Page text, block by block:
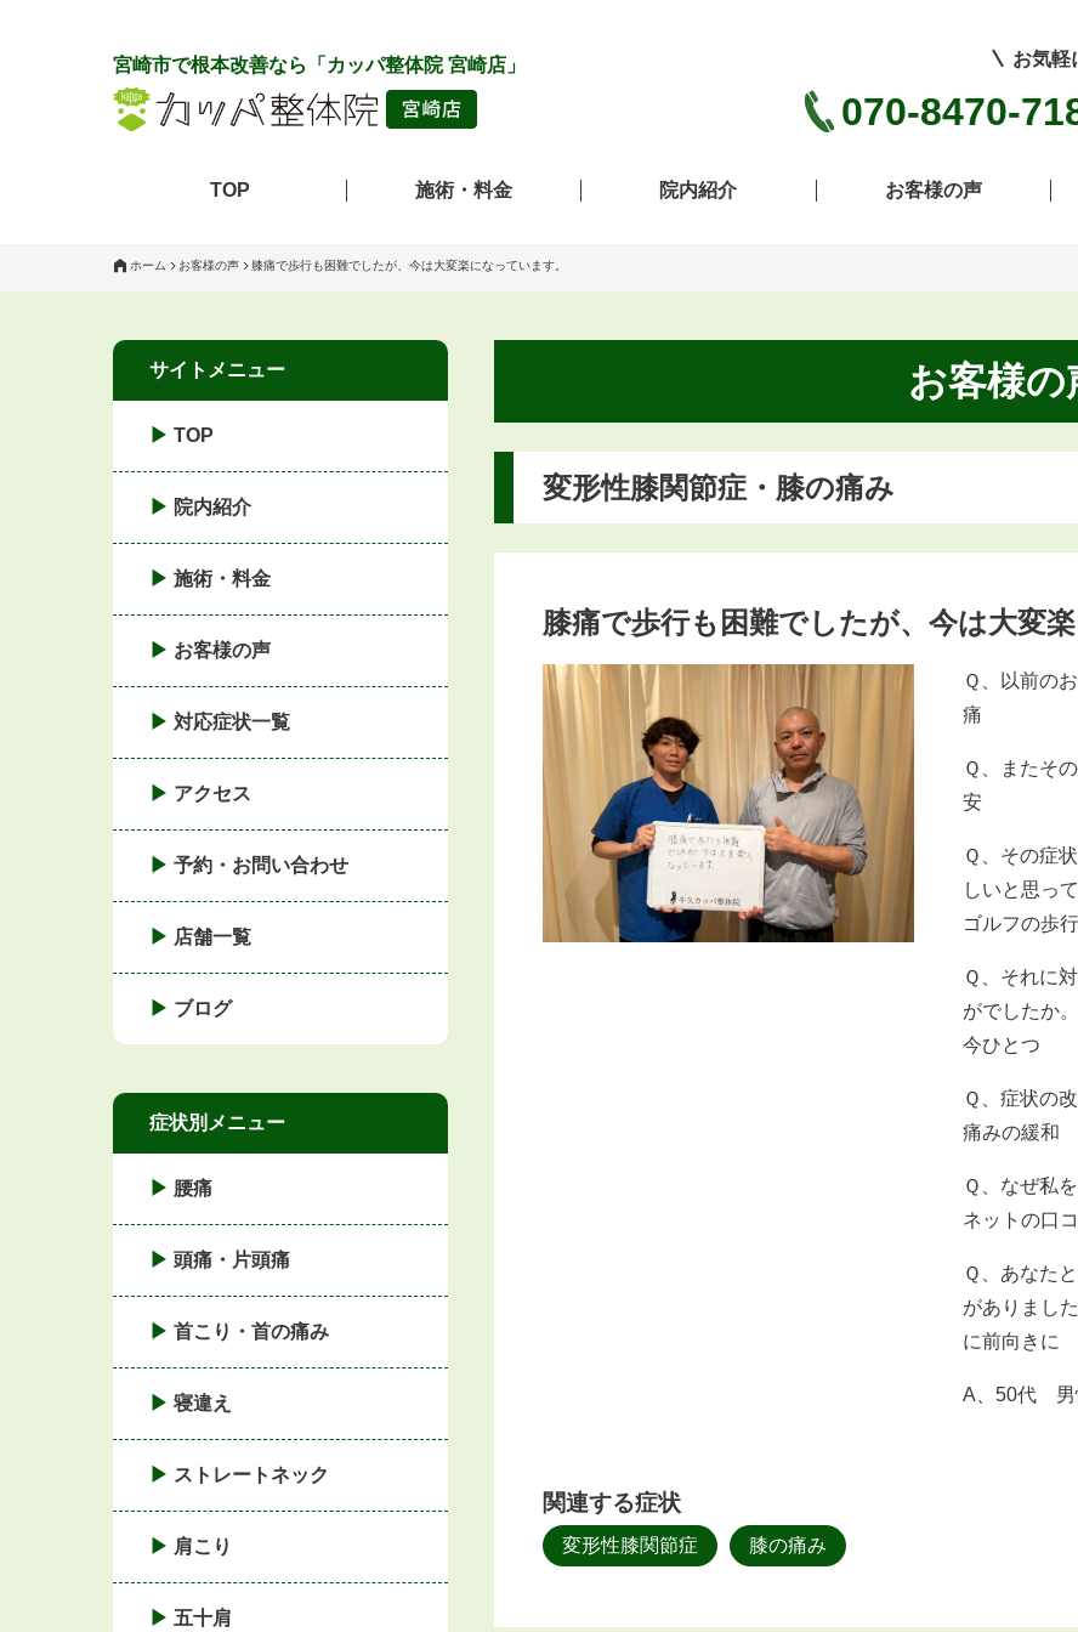
宮崎市で根本改善なら「カッパ整体院 宮崎店」 お気軽
070-8470-
TOP 施術・料金 院内紹介 お客様の声
ホーム お客様の声 膝痛で歩行も困難でしたが、今は大変楽になっています。
お客様の
変形性膝関節症・膝の痛み
膝痛で歩行も困難でしたが、今は大変
Ｑ、以前の
痛
Ｑ、またそ
安
Ｑ、その症
しいと思っ
ゴルフの歩行
Ｑ、それに
がでしたか
今ひとつ
Ｑ、症状の
痛みの緩和
Ｑ、なぜ私
ネットの口コ
Ｑ、あなた
がありまし
に前向きに
A、50代
関連する症状
変形性膝関節症 膝の痛み
サイトメニュー
TOP
院内紹介
施術・料金
お客様の声
対応症状一覧
アクセス
予約・お問い合わせ
店舗一覧
ブログ
症状別メニュー
腰痛
頭痛・片頭痛
首こり・首の痛み
寝違え
ストレートネック
肩こり
五十肩